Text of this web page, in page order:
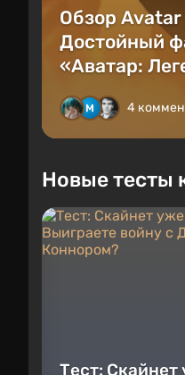
Обзор
Достойный
«Аватар:
4
Новые тесты
Тест: Скайнет